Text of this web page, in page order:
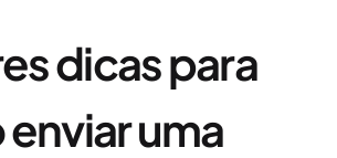
dicas para
enviar uma